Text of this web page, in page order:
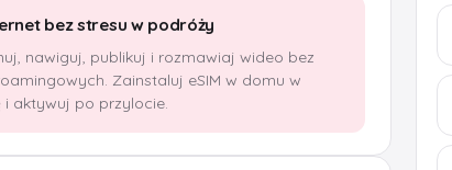
bez stresu w podróży
nawiguj, publikuj i rozmawiaj wideo bez
Zainstaluj eSIM w domu w
i aktywuj po przylocie.